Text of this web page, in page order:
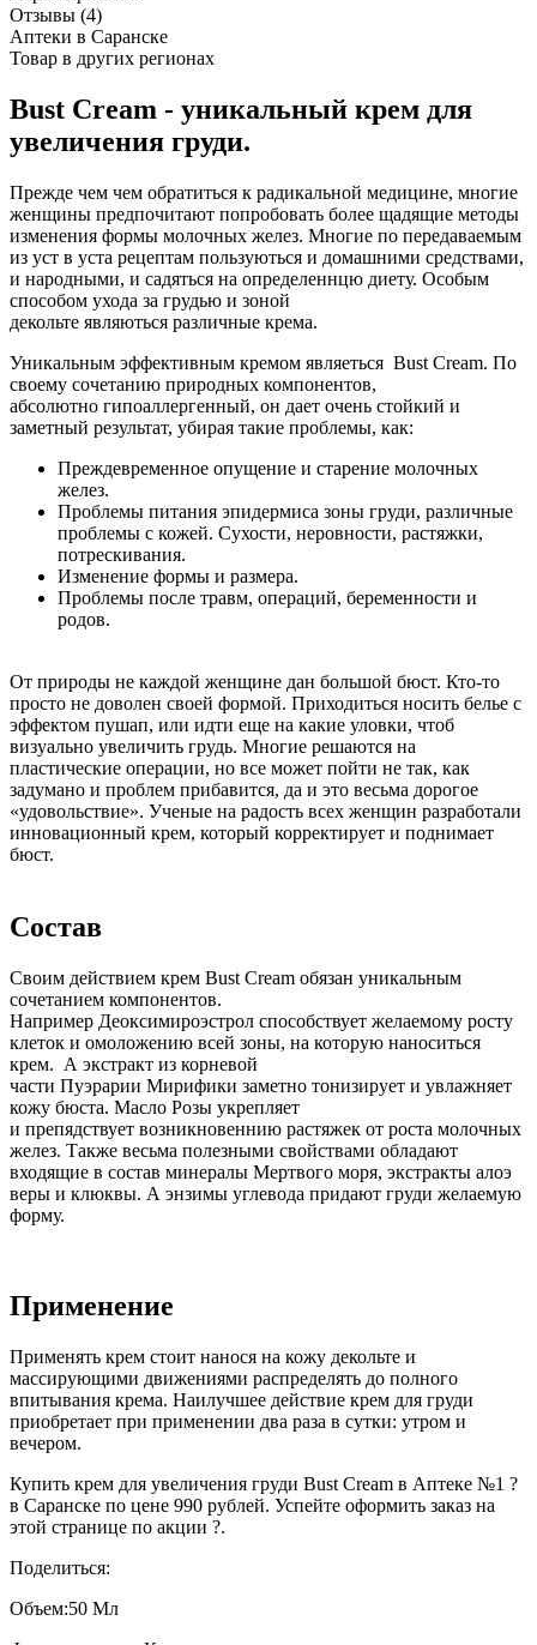
Отзывы (4)
Аптеки в Саранске
Товар в других регионах
Bust Cream - уникальный крем для
увеличения груди.
Прежде чем чем обратиться к радикальной медицине, многие
женщины предпочитают попробовать более щадящие методы
изменения формы молочных желез. Многие по передаваемым
из уст в уста рецептам пользуються и домашними средствами,
и народными, и садяться на определеннцю диету. Особым
способом ухода за грудью и зоной
декольте являються различные крема.
Уникальным эффективным кремом являеться Bust Cream. По
своему сочетанию природных компонентов,
абсолютно гипоаллергенный, он дает очень стойкий и
заметный результат, убирая такие проблемы, как:
Преждевременное опущение и старение молочных
желез.
Проблемы питания эпидермиса зоны груди, различные
проблемы с кожей. Сухости, неровности, растяжки,
потрескивания.
Изменение формы и размера.
Проблемы после травм, операций, беременности и
родов.
От природы не каждой женщине дан большой бюст. Кто-то
просто не доволен своей формой. Приходиться носить белье с
эффектом пушап, или идти еще на какие уловки, чтоб
визуально увеличить грудь. Многие решаются на
пластические операции, но все может пойти не так, как
задумано и проблем прибавится, да и это весьма дорогое
«удовольствие». Ученые на радость всех женщин разработали
инновационный крем, который корректирует и поднимает
бюст.
Состав
Своим действием крем Bust Cream обязан уникальным
сочетанием компонентов.
Например Деоксимироэстрол способствует желаемому росту
клеток и омоложению всей зоны, на которую наноситься
крем. А экстракт из корневой
части Пуэрарии Мирифики заметно тонизирует и увлажняет
кожу бюста. Масло Розы укрепляет
и препядствует возникновеннию растяжек от роста молочных
желез. Также весьма полезными свойствами обладают
входящие в состав минералы Мертвого моря, экстракты алоэ
веры и клюквы. А энзимы углевода придают груди желаемую
форму.
Применение
Применять крем стоит нанося на кожу декольте и
массирующими движениями распределять до полного
впитывания крема. Наилучшее действие крем для груди
приобретает при применении два раза в сутки: утром и
вечером.
Купить крем для увеличения груди Bust Cream в Аптеке №1 ?
в Саранске по цене 990 рублей. Успейте оформить заказ на
этой странице по акции ?.
Поделиться:
Объем:50 Мл